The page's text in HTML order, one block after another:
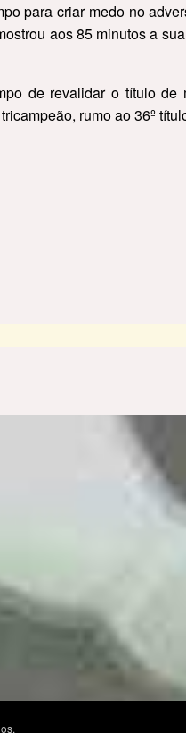
para criar medo no
aos 85 minutos a
de revalidar o título de
rumo ao 36º